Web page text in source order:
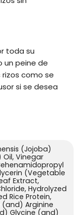
toda su
un peine de
como se
si se desea
(Jojoba)
Oil, Vinegar
(Vegetable
Extract,
Hydrolyzed
Rice Protein,
Arginine
Glycine (and)